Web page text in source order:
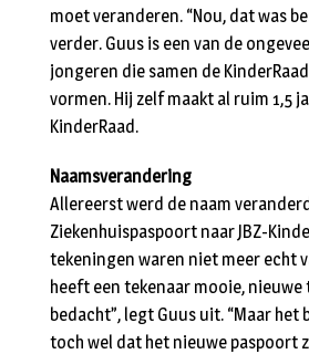
moet veranderen. “Nou, dat was
verder. Guus is een van de
jongeren die samen de KinderRaad
vormen. Hij zelf maakt al ruim 1,5
KinderRaad.
Naamsverandering
Allereerst werd de naam
Ziekenhuispaspoort naar JBZ-
tekeningen waren niet meer echt
heeft een tekenaar mooie, nieuwe
bedacht”, legt Guus uit. “Maar het
toch wel dat het nieuwe paspoort